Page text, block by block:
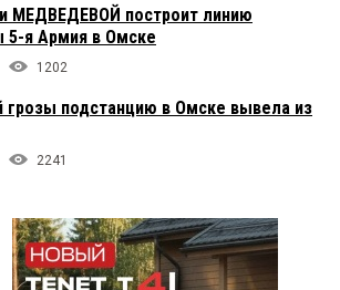
МЕДВЕДЕВОЙ построит линию
5-я Армия в Омске
1202
грозы подстанцию в Омске вывела из
2241